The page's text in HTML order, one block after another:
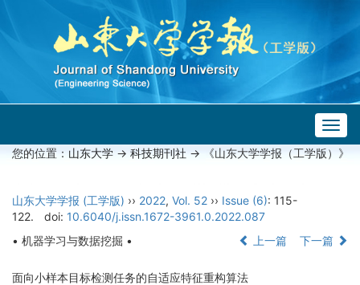
您的位置： 山东大学 -> 科技期刊社 -> 《山东大学学报（工学版）》
山东大学学报 (工学版) ›› 2022, Vol. 52 ›› Issue (6): 115-
122.
doi: 10.6040/j.issn.1672-3961.0.2022.087
• 机器学习与数据挖掘 •
上一篇 下一篇
面向小样本目标检测任务的自适应特征重构算法